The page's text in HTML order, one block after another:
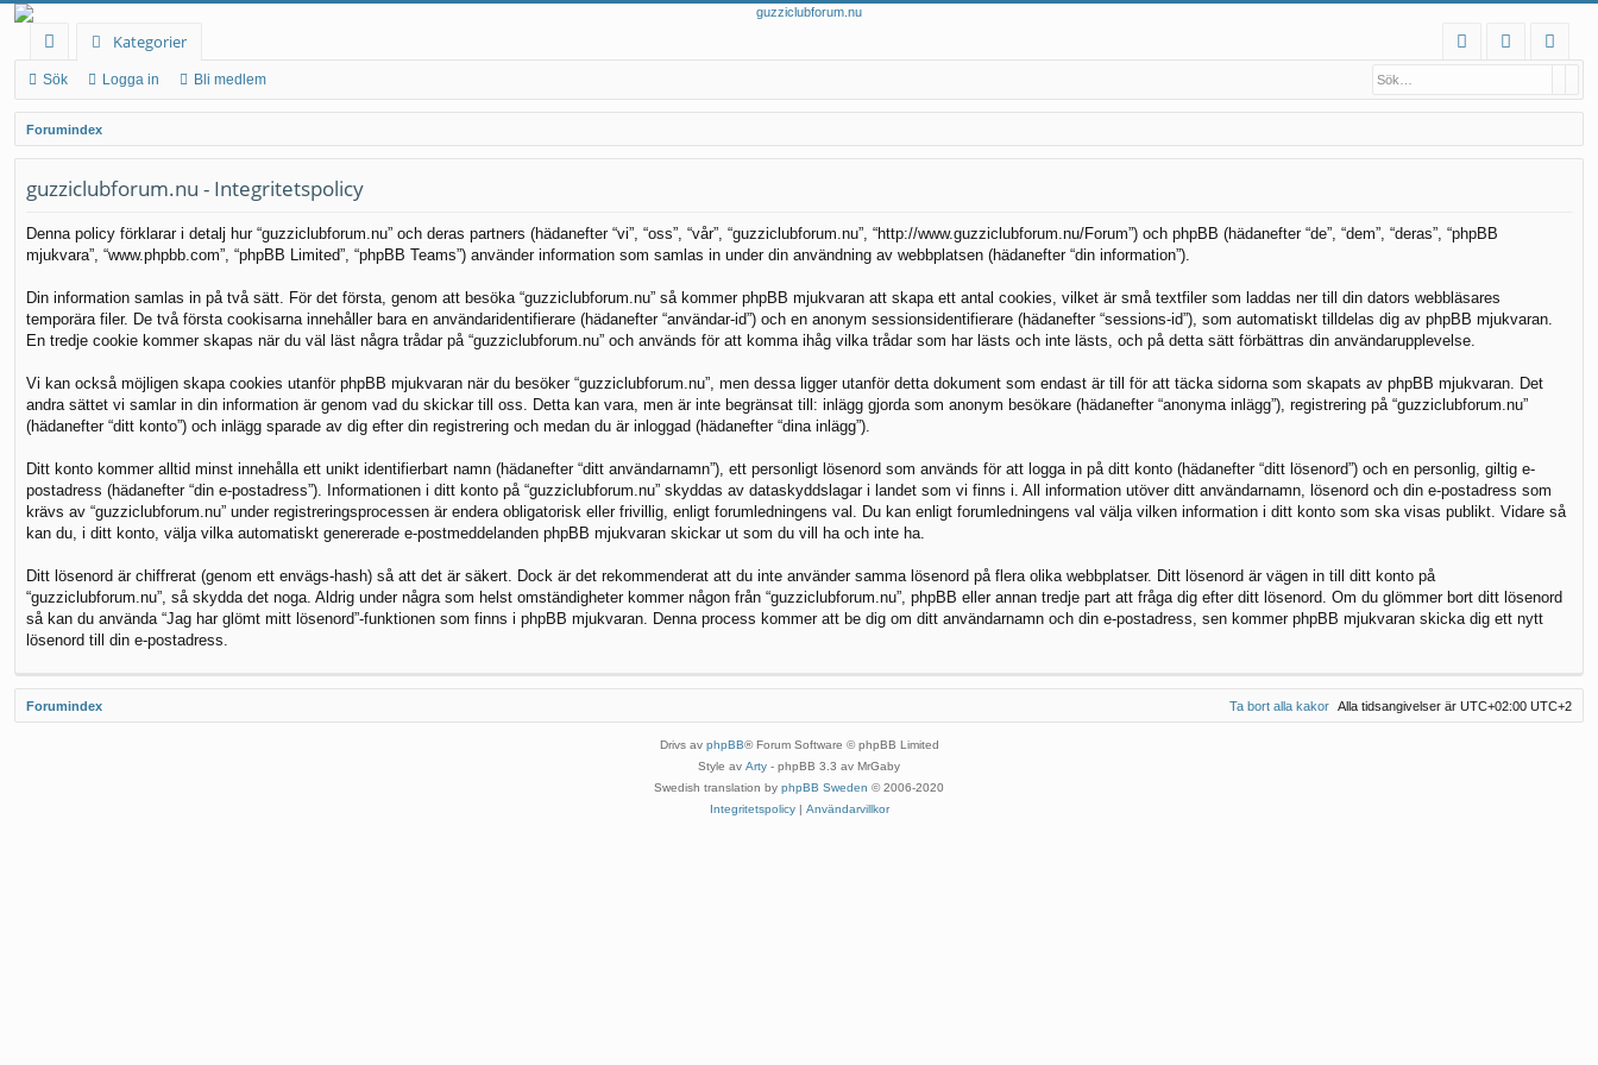
na
b
bl
än
ka
r
Kategorier
Q
ga
in
m
ed
Sök Logga in Bli medlem
Forumindex
guzziclubforum.nu - Integritetspolicy
Denna policy förklarar i detalj hur “guzziclubforum.nu” och deras partners (hädanefter “vi”, “oss”, “vår”, “guzziclubforum.nu”, “http://www.guzziclubforum.nu/Forum”) och phpBB (hädanefter “de”, “dem”, “deras”, “phpBB
mjukvara”, “www.phpbb.com”, “phpBB Limited”, “phpBB Teams”) använder information som samlas in under din användning av webbplatsen (hädanefter “din information”).
Din information samlas in på två sätt. För det första, genom att besöka “guzziclubforum.nu” så kommer phpBB mjukvaran att skapa ett antal cookies, vilket är små textfiler som laddas ner till din dators webbläsares
temporära filer. De två första cookisarna innehåller bara en användaridentifierare (hädanefter “användar-id”) och en anonym sessionsidentifierare (hädanefter “sessions-id”), som automatiskt tilldelas dig av phpBB mjukvaran.
En tredje cookie kommer skapas när du väl läst några trådar på “guzziclubforum.nu” och används för att komma ihåg vilka trådar som har lästs och inte lästs, och på detta sätt förbättras din användarupplevelse.
Vi kan också möjligen skapa cookies utanför phpBB mjukvaran när du besöker “guzziclubforum.nu”, men dessa ligger utanför detta dokument som endast är till för att täcka sidorna som skapats av phpBB mjukvaran. Det
andra sättet vi samlar in din information är genom vad du skickar till oss. Detta kan vara, men är inte begränsat till: inlägg gjorda som anonym besökare (hädanefter “anonyma inlägg”), registrering på “guzziclubforum.nu”
(hädanefter “ditt konto”) och inlägg sparade av dig efter din registrering och medan du är inloggad (hädanefter “dina inlägg”).
Ditt konto kommer alltid minst innehålla ett unikt identifierbart namn (hädanefter “ditt användarnamn”), ett personligt lösenord som används för att logga in på ditt konto (hädanefter “ditt lösenord”) och en personlig, giltig e-
postadress (hädanefter “din e-postadress”). Informationen i ditt konto på “guzziclubforum.nu” skyddas av dataskyddslagar i landet som vi finns i. All information utöver ditt användarnamn, lösenord och din e-postadress som
krävs av “guzziclubforum.nu” under registreringsprocessen är endera obligatorisk eller frivillig, enligt forumledningens val. Du kan enligt forumledningens val välja vilken information i ditt konto som ska visas publikt. Vidare så
kan du, i ditt konto, välja vilka automatiskt genererade e-postmeddelanden phpBB mjukvaran skickar ut som du vill ha och inte ha.
Ditt lösenord är chiffrerat (genom ett envägs-hash) så att det är säkert. Dock är det rekommenderat att du inte använder samma lösenord på flera olika webbplatser. Ditt lösenord är vägen in till ditt konto på
“guzziclubforum.nu”, så skydda det noga. Aldrig under några som helst omständigheter kommer någon från “guzziclubforum.nu”, phpBB eller annan tredje part att fråga dig efter ditt lösenord. Om du glömmer bort ditt lösenord
så kan du använda “Jag har glömt mitt lösenord”-funktionen som finns i phpBB mjukvaran. Denna process kommer att be dig om ditt användarnamn och din e-postadress, sen kommer phpBB mjukvaran skicka dig ett nytt
lösenord till din e-postadress.
Forumindex Alla tidsangivelser är UTC+02:00 UTC+2
Ta bort alla kakor
Drivs av phpBB® Forum Software © phpBB Limited
Style av Arty - phpBB 3.3 av MrGaby
Swedish translation by phpBB Sweden © 2006-2020
Integritetspolicy| Användarvillkor